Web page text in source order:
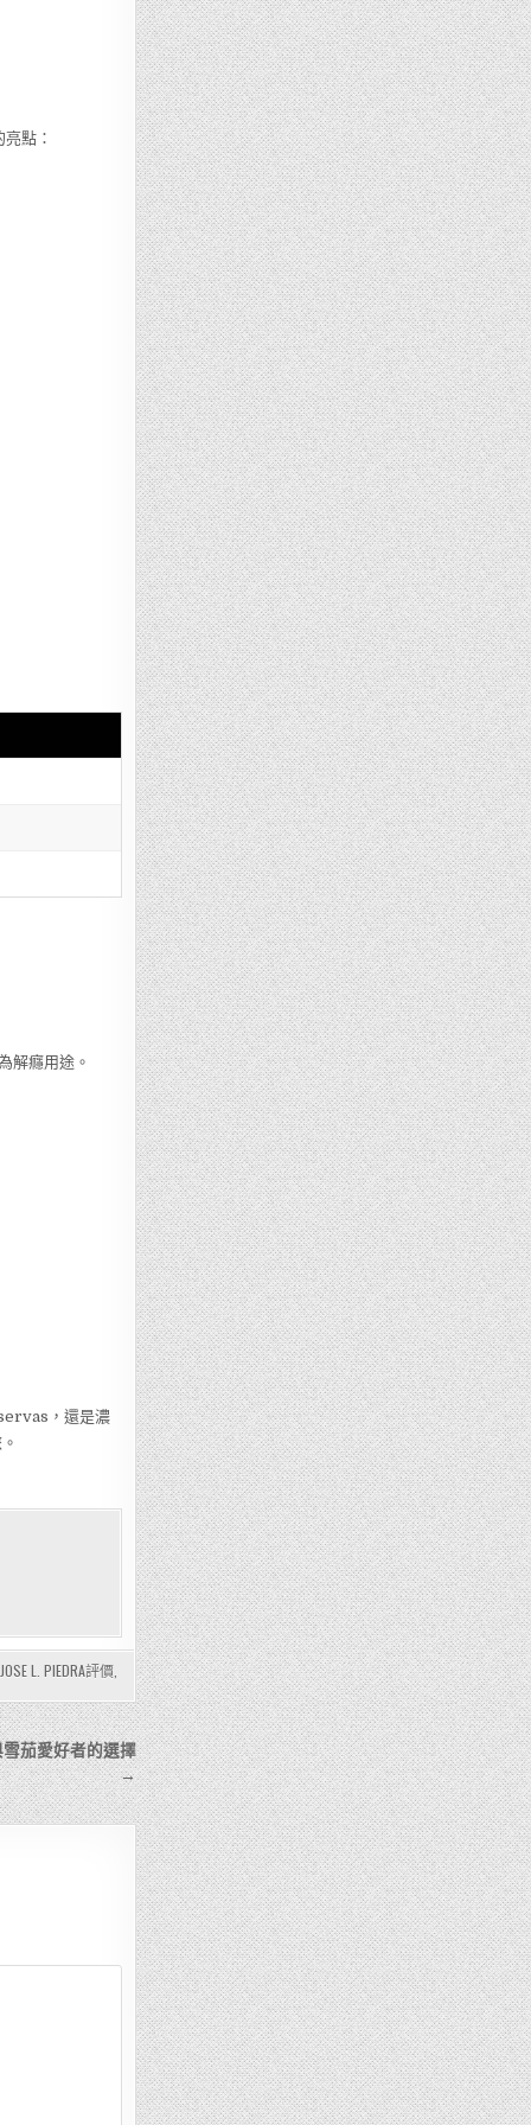
點：
解癮用途。
，還是濃
JOSE L. PIEDRA評價,
茄愛好者的選擇
→